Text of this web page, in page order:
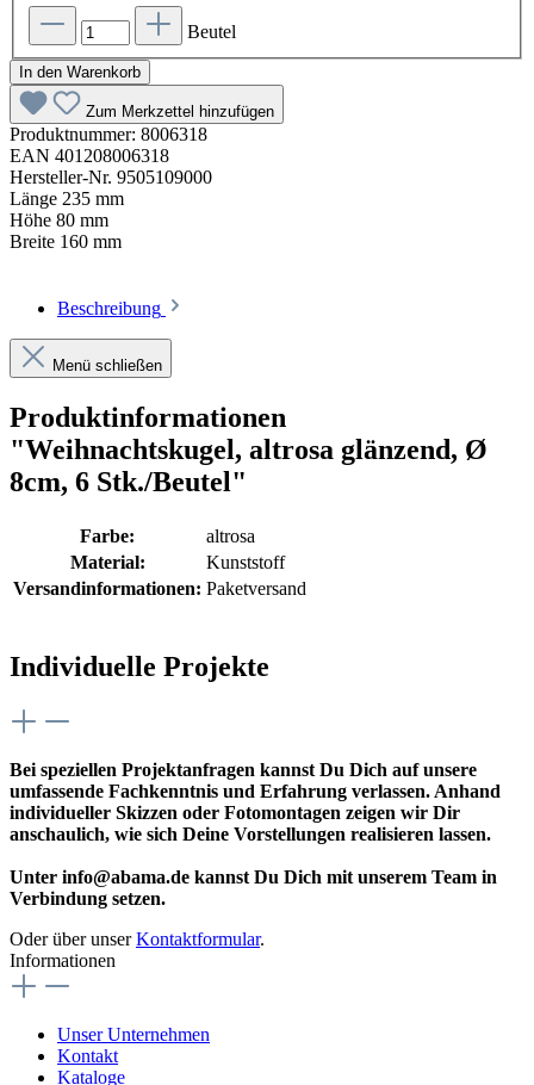
Beutel
In den Warenkorb
Zum Merkzettel hinzufügen
Produktnummer: 8006318
EAN 401208006318
Hersteller-Nr. 9505109000
Länge 235 mm
Höhe 80 mm
Breite 160 mm
Beschreibung
Menü schließen
Produktinformationen
"Weihnachtskugel, altrosa glänzend, Ø
8cm, 6 Stk./Beutel"
Farbe:
altrosa
Material:
Kunststoff
Versandinformationen: Paketversand
Individuelle Projekte
Bei speziellen Projektanfragen kannst Du Dich auf unsere
umfassende Fachkenntnis und Erfahrung verlassen. Anhand
individueller Skizzen oder Fotomontagen zeigen wir Dir
anschaulich, wie sich Deine Vorstellungen realisieren lassen.
Unter info@abama.de kannst Du Dich mit unserem Team in
Verbindung setzen.
Oder über unserKontaktformular.
Informationen
Unser Unternehmen
Kontakt
Kataloge